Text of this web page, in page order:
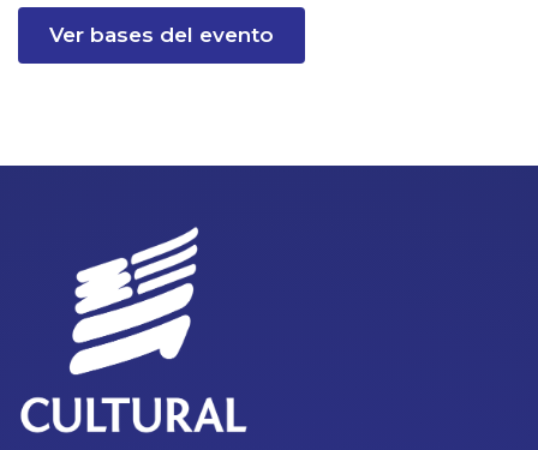
Ver bases del evento